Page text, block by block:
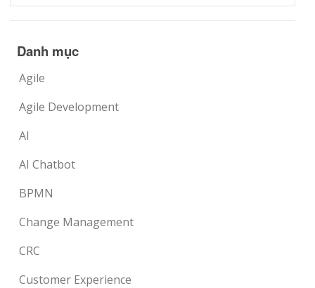
Danh mục
Agile
Agile Development
AI
AI Chatbot
BPMN
Change Management
CRC
Customer Experience